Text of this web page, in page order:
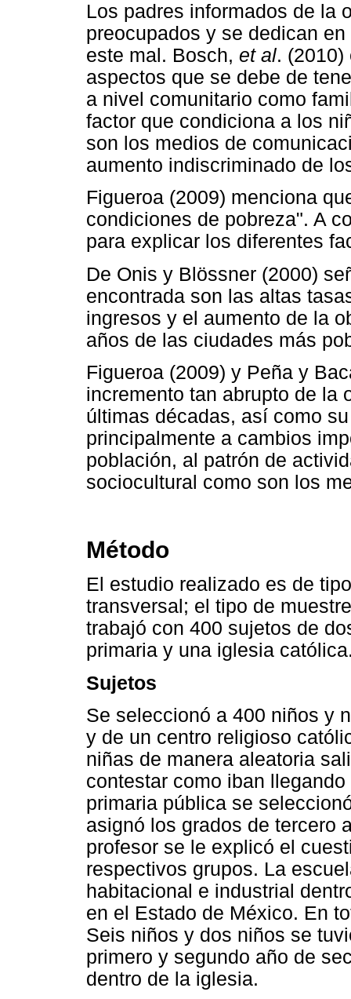
Los padres informados de la
preocupados y se dedican
este mal. Bosch, et al.
aspectos que se debe de
a nivel comunitario como
factor que condiciona a los
son los medios de
aumento indiscriminado de
Figueroa (2009) menciona
condiciones de pobreza". A
para explicar los diferentes
De Onis y Blössner (2000)
encontrada son las altas
ingresos y el aumento de la
años de las ciudades más
Figueroa (2009) y Peña y
incremento tan abrupto de la
últimas décadas, así como
principalmente a cambios
población, al patrón de
sociocultural como son los
Método
El estudio realizado es de
transversal; el tipo de
trabajó con 400 sujetos de
primaria y una iglesia
Sujetos
Se seleccionó a 400 niños y
y de un centro religioso
niñas de manera aleatoria
contestar como iban
primaria pública se
asignó los grados de tercero
profesor se le explicó el
respectivos grupos. La
habitacional e industrial
en el Estado de México. En
Seis niños y dos niños se
primero y segundo año de
dentro de la iglesia.